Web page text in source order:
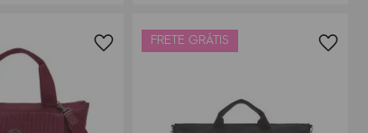
FRETE GRÁTIS